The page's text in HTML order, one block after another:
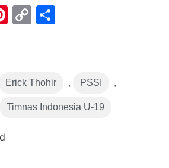
Pinterest
Copy
Erick Thohir , PSSI ,
Timnas Indonesia U-19